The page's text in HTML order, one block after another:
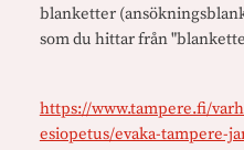
blanketter
som du hittar från
https://www.tampere.fi/
esiopetus/evaka-tampere-